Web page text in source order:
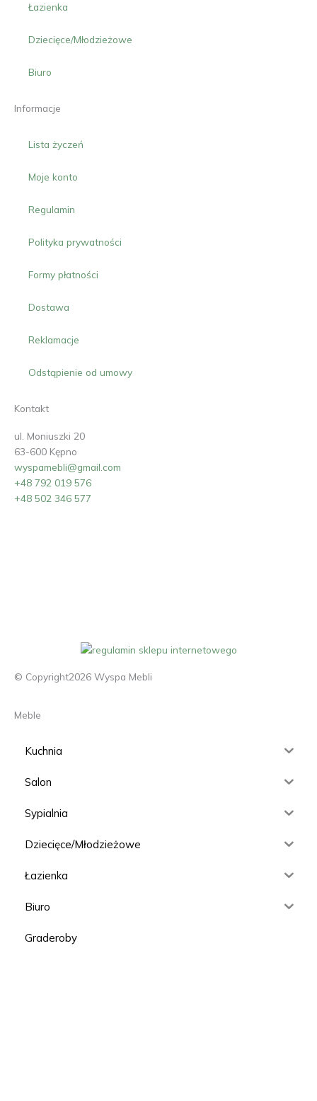
Łazienka
Dziecięce/Młodzieżowe
Biuro
Informacje
Lista życzeń
Moje konto
Regulamin
Polityka prywatności
Formy płatności
Dostawa
Reklamacje
Odstąpienie od umowy
Kontakt
ul. Moniuszki 20
63-600 Kępno
wyspamebli@gmail.com
+48 792 019 576
+48 502 346 577
© Copyright2026 Wyspa Mebli
Meble
Kuchnia
Salon
Sypialnia
Dziecięce/Młodzieżowe
Łazienka
Biuro
Graderoby